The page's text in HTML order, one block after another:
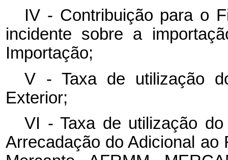
IV - Contribuição para o
incidente sobre a
Importação;
V - Taxa de utilização
Exterior;
VI - Taxa de utilização
Arrecadação do Adicional